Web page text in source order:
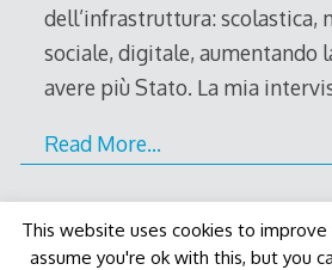
dell’infrastruttura: scolastica,
sociale, digitale, aumentando
avere più Stato. La mia
Read More…
This website uses cookies to
assume you're ok with this, but you